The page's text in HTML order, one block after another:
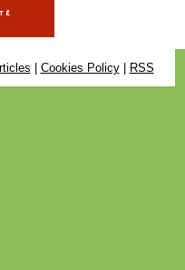
Cookies Policy| RSS